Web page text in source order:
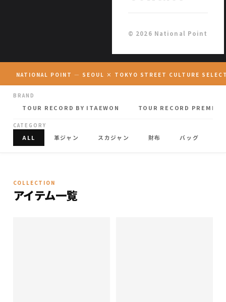
© 2026 National Point
NATIONAL POINT — SEOUL × TOKYO STREET CULTURE
BRAND
TOUR RECORD BY ITAEWON TOUR RECORD PREMIUM
CATEGORY
ALL 革ジャン スカジャン 財布 バッグ
COLLECTION
アイテム一覧